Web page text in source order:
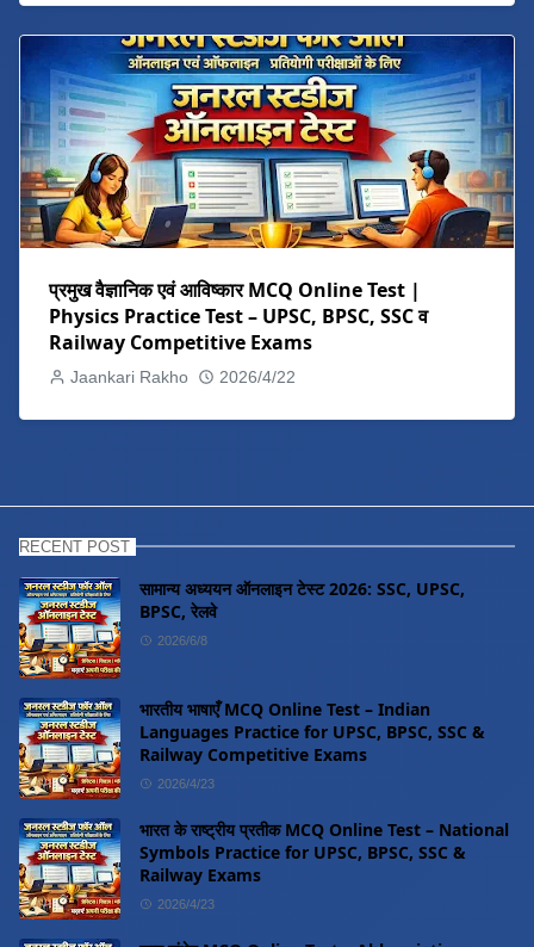
प्रमुख वैज्ञानिक एवं आविष्कार MCQ Online Test |
Physics Practice Test – UPSC, BPSC, SSC व
Railway Competitive Exams
Jaankari Rakho 2026/4/22
RECENT POST
सामान्य अध्ययन ऑनलाइन टेस्ट 2026: SSC, UPSC,
BPSC, रेलवे
2026/6/8
भारतीय भाषाएँ MCQ Online Test – Indian
Languages Practice for UPSC, BPSC, SSC &
Railway Competitive Exams
2026/4/23
भारत के राष्ट्रीय प्रतीक MCQ Online Test – National
Symbols Practice for UPSC, BPSC, SSC &
Railway Exams
2026/4/23